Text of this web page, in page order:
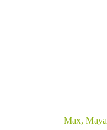
Max,